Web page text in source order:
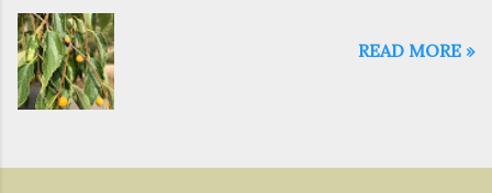
READ MORE »